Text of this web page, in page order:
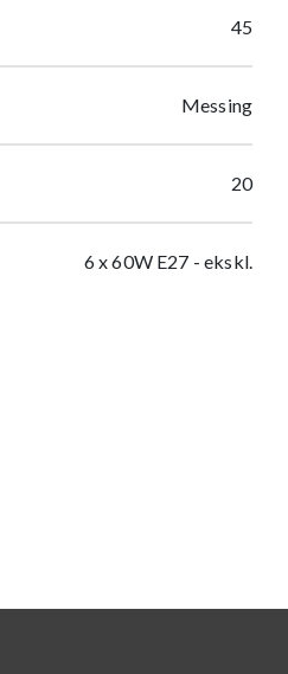
45
Messing
20
6 x 60W E27 - ekskl.